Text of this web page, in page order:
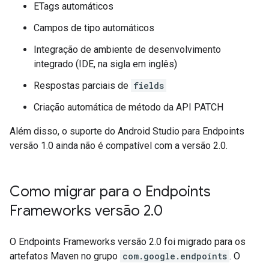
ETags automáticos
Campos de tipo automáticos
Integração de ambiente de desenvolvimento
integrado (IDE, na sigla em inglês)
Respostas parciais de fields
Criação automática de método da API PATCH
Além disso, o suporte do Android Studio para Endpoints
versão 1.0 ainda não é compatível com a versão 2.0.
Como migrar para o Endpoints
Frameworks versão 2.0
O Endpoints Frameworks versão 2.0 foi migrado para os
artefatos Maven no grupo com.google.endpoints . O